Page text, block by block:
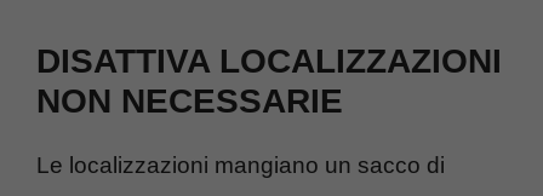
DISATTIVA LOCALIZZAZIONI
NON NECESSARIE
Le localizzazioni mangiano un sacco di